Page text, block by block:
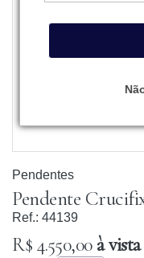
Pendentes
Pendente
Ref.: 44139
R$ 4.550,00à vista